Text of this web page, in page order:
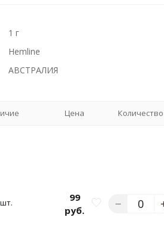
1 г
Hemline
АВСТРАЛИЯ
Цена Количество
99
руб.